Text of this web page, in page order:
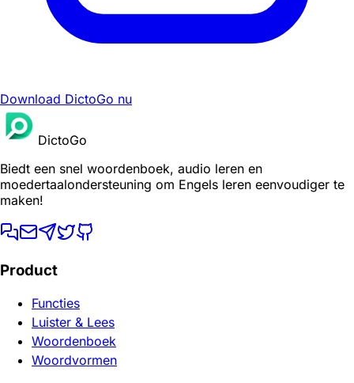
Download DictoGo nu
DictoGo
Biedt een snel woordenboek, audio leren en
moedertaalondersteuning om Engels leren eenvoudiger te
maken!
Product
Functies
Luister & Lees
Woordenboek
Woordvormen